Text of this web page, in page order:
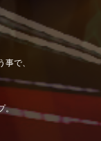
で、
。